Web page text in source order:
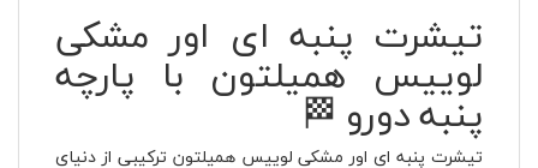
تیشرت پنبه ای اور مشکی
لوییس همیلتون با پارچه
پنبه دورو 🏁
تیشرت پنبه ای اور مشکی لوییس همیلتون ترکیبی از دنیای